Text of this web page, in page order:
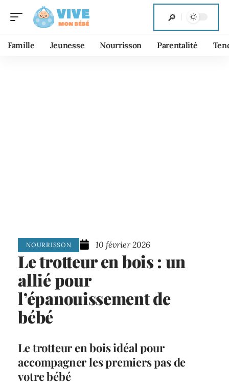
Famille Jeunesse Nourrisson Parentalité
NOURRISSON 10 février 2026
Le trotteur en bois : un
allié pour
l’épanouissement de
bébé
Le trotteur en bois idéal pour
accompagner les premiers pas de
votre bébé